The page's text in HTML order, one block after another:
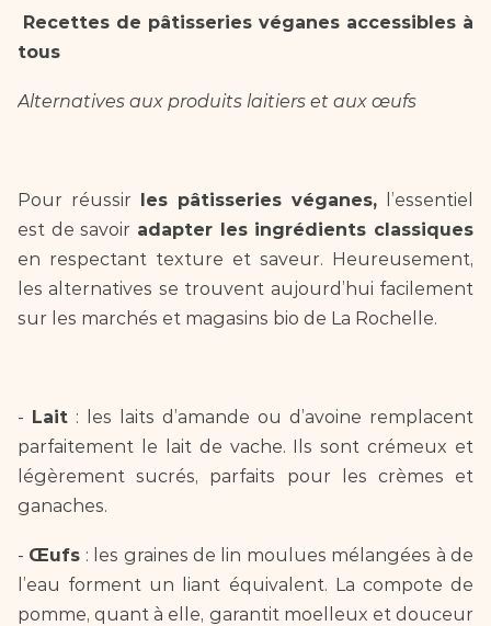
Recettes de pâtisseries véganes accessibles à
tous
Alternatives aux produits laitiers et aux œufs
Pour réussir les pâtisseries véganes, l’essentiel
est de savoir adapter les ingrédients classiques
en respectant texture et saveur. Heureusement,
les alternatives se trouvent aujourd’hui facilement
sur les marchés et magasins bio de La Rochelle.
- Lait : les laits d’amande ou d’avoine remplacent
parfaitement le lait de vache. Ils sont crémeux et
légèrement sucrés, parfaits pour les crèmes et
ganaches.
- Œufs : les graines de lin moulues mélangées à de
l’eau forment un liant équivalent. La compote de
pomme, quant à elle, garantit moelleux et douceur